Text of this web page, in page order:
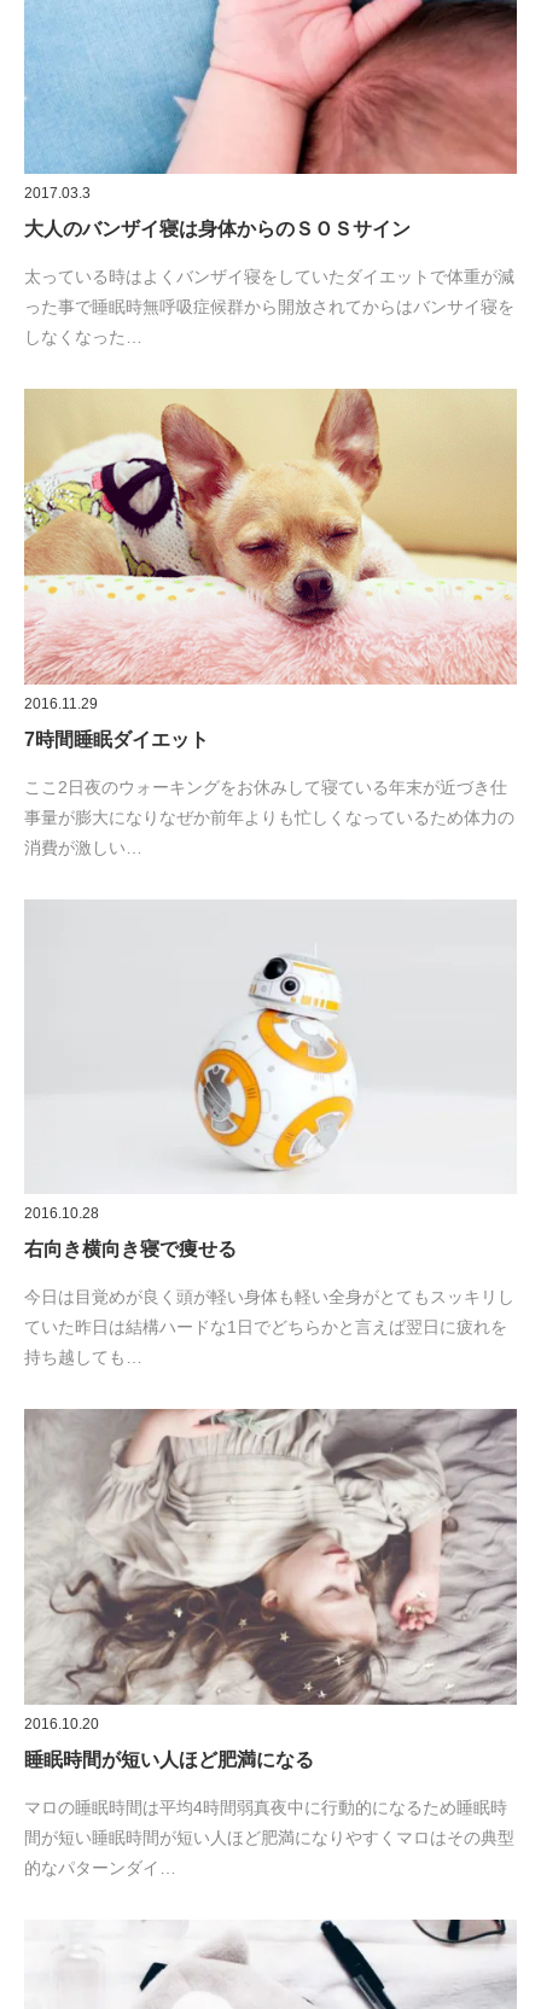
2017.03.3
大人のバンザイ寝は身体からのＳＯＳサイン
太っている時はよくバンザイ寝をしていたダイエットで体重が減
った事で睡眠時無呼吸症候群から開放されてからはバンサイ寝を
しなくなった…
2016.11.29
7時間睡眠ダイエット
ここ2日夜のウォーキングをお休みして寝ている年末が近づき仕
事量が膨大になりなぜか前年よりも忙しくなっているため体力の
消費が激しい…
2016.10.28
右向き横向き寝で痩せる
今日は目覚めが良く頭が軽い身体も軽い全身がとてもスッキリし
ていた昨日は結構ハードな1日でどちらかと言えば翌日に疲れを
持ち越しても…
2016.10.20
睡眠時間が短い人ほど肥満になる
マロの睡眠時間は平均4時間弱真夜中に行動的になるため睡眠時
間が短い睡眠時間が短い人ほど肥満になりやすくマロはその典型
的なパターンダイ…